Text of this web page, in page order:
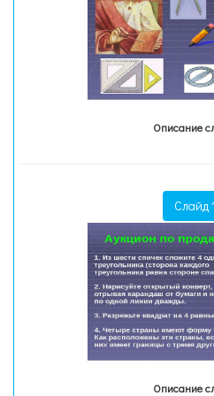
Описание
Слайд
Описание